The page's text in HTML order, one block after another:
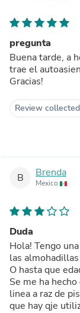
pregunta
Buena tarde, a
trae el
Gracias!
Review
B Brenda
Mexico
Duda
Hola! Tengo
las
O hasta que
Se me ha
linea a raz de
que hay qje